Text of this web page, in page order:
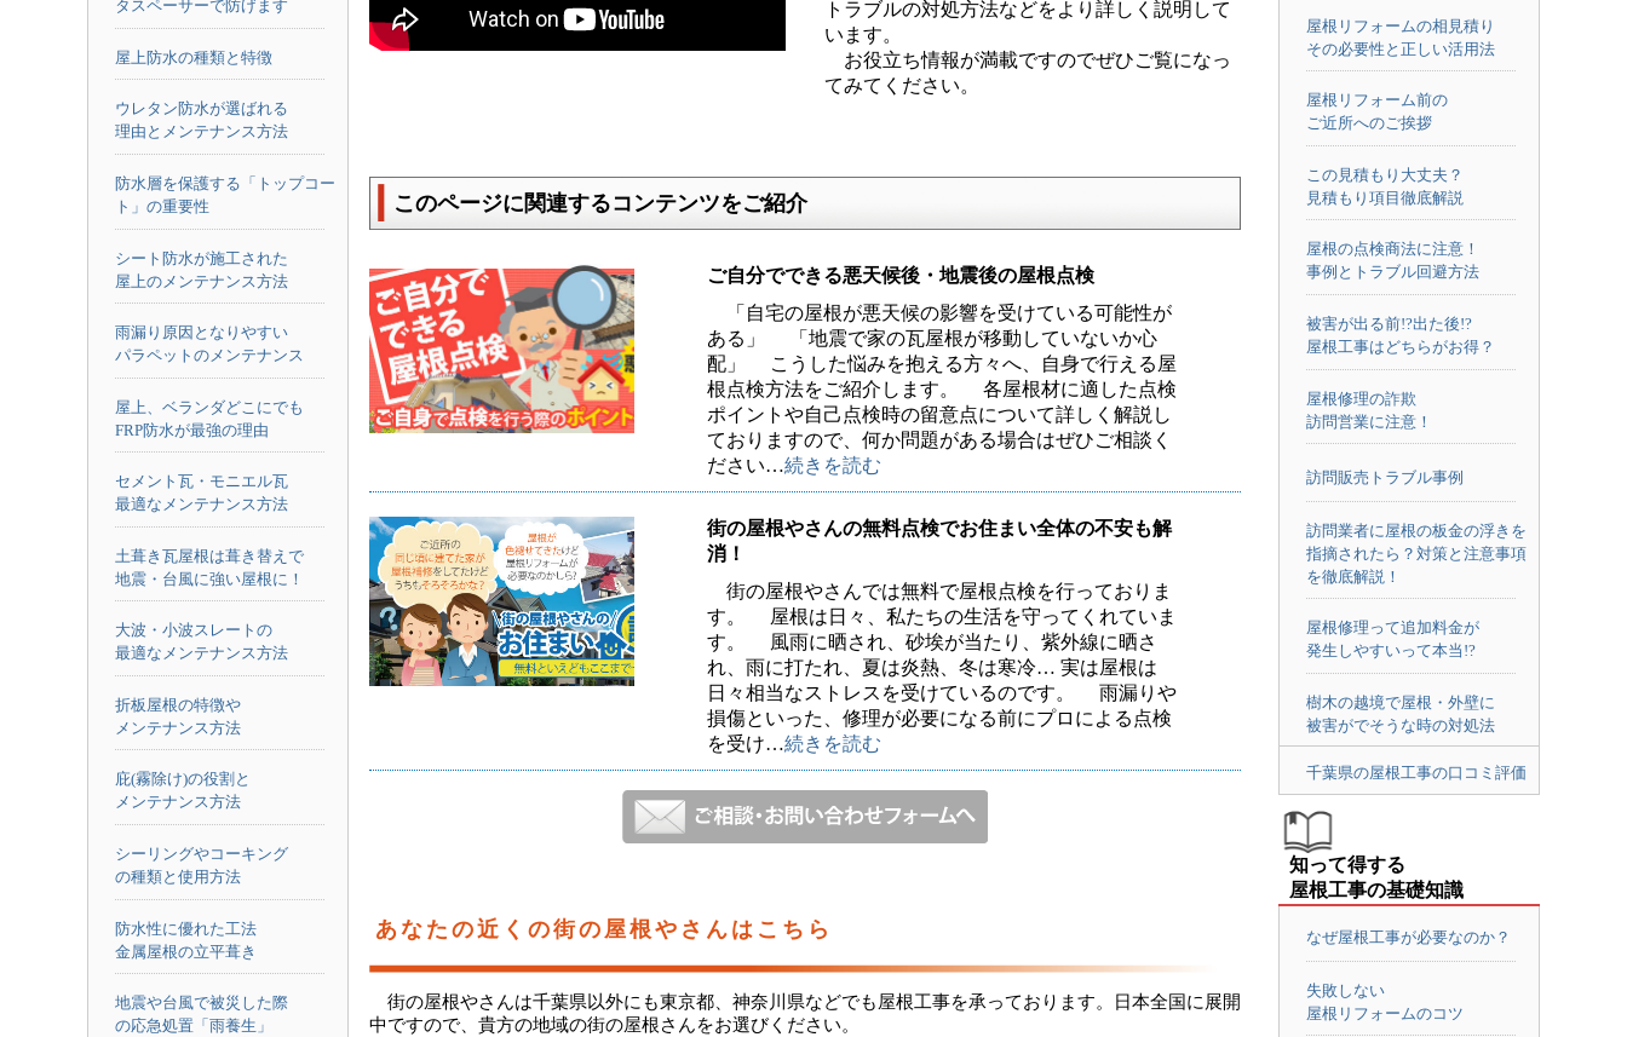
タスペーサーで防げます
屋上防水の種類と特徴
ウレタン防水が選ばれる
理由とメンテナンス方法
防水層を保護する「トップコー
ト」の重要性
シート防水が施工された
屋上のメンテナンス方法
雨漏り原因となりやすい
パラペットのメンテナンス
屋上、ベランダどこにでも
FRP防水が最強の理由
セメント瓦・モニエル瓦
最適なメンテナンス方法
土葺き瓦屋根は葺き替えで
地震・台風に強い屋根に！
大波・小波スレートの
最適なメンテナンス方法
折板屋根の特徴や
メンテナンス方法
庇(霧除け)の役割と
メンテナンス方法
シーリングやコーキング
の種類と使用方法
防水性に優れた工法
金属屋根の立平葺き
地震や台風で被災した際
の応急処置「雨養生」
トラブルの対処方法などをより詳しく説明して
います。
お役立ち情報が満載ですのでぜひご覧になっ
てみてください。
このページに関連するコンテンツをご紹介
ご自分でできる悪天候後・地震後の屋根点検
「自宅の屋根が悪天候の影響を受けている可能性が
ある」 「地震で家の瓦屋根が移動していないか心
配」 こうした悩みを抱える方々へ、自身で行える屋
根点検方法をご紹介します。 各屋根材に適した点検
ポイントや自己点検時の留意点について詳しく解説し
ておりますので、何か問題がある場合はぜひご相談く
ださい…続きを読む
街の屋根やさんの無料点検でお住まい全体の不安も解
消！
街の屋根やさんでは無料で屋根点検を行っておりま
す。 屋根は日々、私たちの生活を守ってくれていま
す。 風雨に晒され、砂埃が当たり、紫外線に晒さ
れ、雨に打たれ、夏は炎熱、冬は寒冷… 実は屋根は
日々相当なストレスを受けているのです。 雨漏りや
損傷といった、修理が必要になる前にプロによる点検
を受け…続きを読む
あなたの近くの街の屋根やさんはこちら
街の屋根やさんは千葉県以外にも東京都、神奈川県などでも屋根工事を承っております。日本全国に展開
中ですので、貴方の地域の街の屋根さんをお選びください。
屋根リフォームの相見積り
その必要性と正しい活用法
屋根リフォーム前の
ご近所へのご挨拶
この見積もり大丈夫？
見積もり項目徹底解説
屋根の点検商法に注意！
事例とトラブル回避方法
被害が出る前!?出た後!?
屋根工事はどちらがお得？
屋根修理の詐欺
訪問営業に注意！
訪問販売トラブル事例
訪問業者に屋根の板金の浮きを
指摘されたら？対策と注意事項
を徹底解説！
屋根修理って追加料金が
発生しやすいって本当!?
樹木の越境で屋根・外壁に
被害がでそうな時の対処法
千葉県の屋根工事の口コミ評価
知って得する
屋根工事の基礎知識
なぜ屋根工事が必要なのか？
失敗しない
屋根リフォームのコツ